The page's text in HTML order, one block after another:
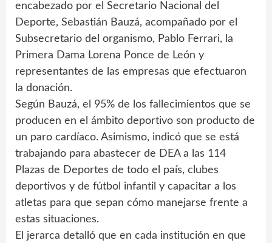
encabezado por el Secretario Nacional del
Deporte, Sebastián Bauzá, acompañado por el
Subsecretario del organismo, Pablo Ferrari, la
Primera Dama Lorena Ponce de León y
representantes de las empresas que efectuaron
la donación.
Según Bauzá, el 95% de los fallecimientos que se
producen en el ámbito deportivo son producto de
un paro cardíaco. Asimismo, indicó que se está
trabajando para abastecer de DEA a las 114
Plazas de Deportes de todo el país, clubes
deportivos y de fútbol infantil y capacitar a los
atletas para que sepan cómo manejarse frente a
estas situaciones.
El jerarca detalló que en cada institución en que